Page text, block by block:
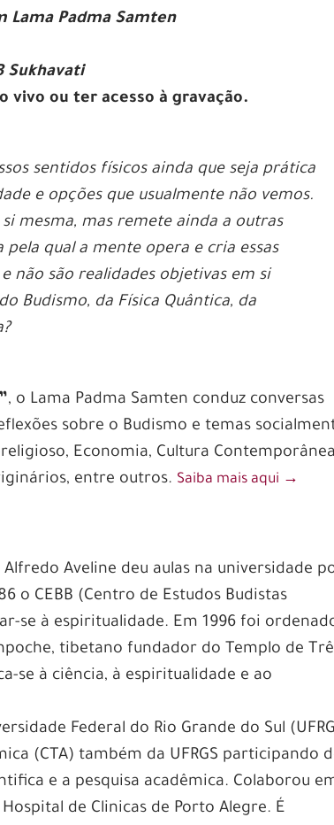
Lama Padma Samten
Sukhavati
vivo ou ter acesso à gravação.
sentidos físicos ainda que seja prática
e opções que usualmente não vemos.
mesma, mas remete ainda a outras
qual a mente opera e cria essas
não são realidades objetivas em si
Budismo, da Física Quântica, da
, o Lama Padma Samten conduz conversas
sobre o Budismo e temas
Economia, Cultura
entre outros. Saiba mais aqui ‭→
Alfredo Aveline deu aulas na universidade
o CEBB (Centro de Estudos Budistas
se à espiritualidade. Em 1996 foi
tibetano fundador do Templo de
se à ciência, à espiritualidade e ao
Federal do Rio Grande do Sul
(CTA) também da UFRGS participando
e a pesquisa acadêmica. Colaborou
de Clinicas de Porto Alegre. É